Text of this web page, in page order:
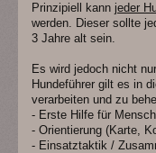
Prinzipiell kann jeder
werden. Dieser sollte
3 Jahre alt sein.
Es wird jedoch nicht
Hundeführer gilt es in
verarbeiten und zu
- Erste Hilfe für
- Orientierung (Karte,
- Einsatztaktik /